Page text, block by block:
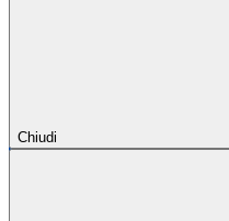
Chiudi